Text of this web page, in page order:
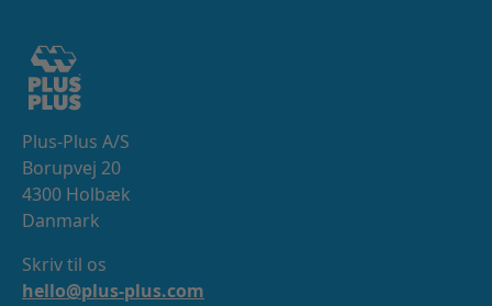
Plus-Plus A/S
Borupvej 20
4300 Holbæk
Danmark
Skriv til os
hello@plus-plus.com